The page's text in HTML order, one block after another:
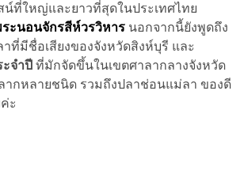
ที่ใหญ่และยาวที่สุดในประเทศไทย
ะนอนจักรสีห์วรวิหาร นอกจากนี้ยังพูดถึง
าที่มีชื่อเสียงของจังหวัดสิงห์บุรี และ
จำปี ที่มักจัดขึ้นในเขตศาลากลางจังหวัด
ากหลายชนิด รวมถึงปลาช่อนแม่ลา ของดี
ะ